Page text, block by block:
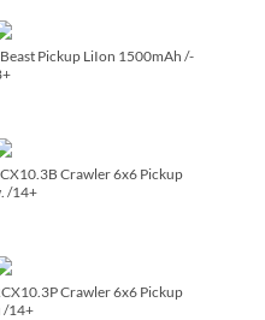
Pickup LiIon 1500mAh /­
Crawler 6x6 Pickup
/­14+
Crawler 6x6 Pickup
/­14+